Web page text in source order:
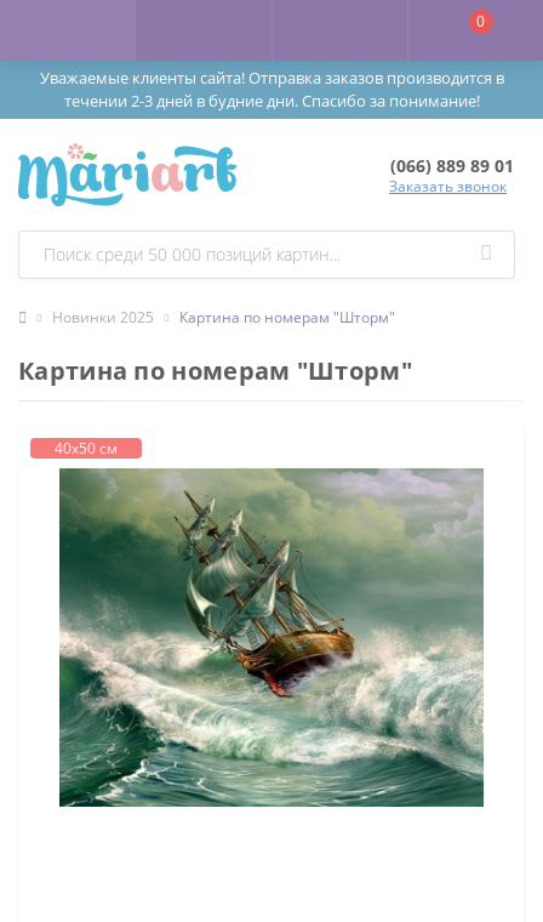
Уважаемые клиенты сайта! Отправка заказов производится в
течении 2-3 дней в будние дни. Спасибо за понимание!
0
(066) 889 89 01
Заказать звонок
Новинки 2025 Картина по номерам "Шторм"
Картина по номерам "Шторм"
40х50 см